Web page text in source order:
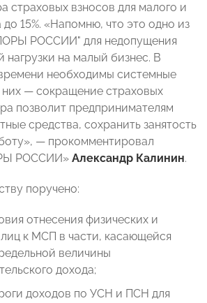
страховых взносов для малого и
до 15%. «Напомню, что это одно из
РОССИИ" для недопущения
нагрузки на малый бизнес. В
необходимы системные
— сокращение страховых
позволит предпринимателям
средства, сохранить занятость
— прокомментировал
РОССИИ» Александр Калинин.
поручено:
отнесения физических и
к МСП в части, касающейся
величины
дохода;
доходов по УСН и ПСН для